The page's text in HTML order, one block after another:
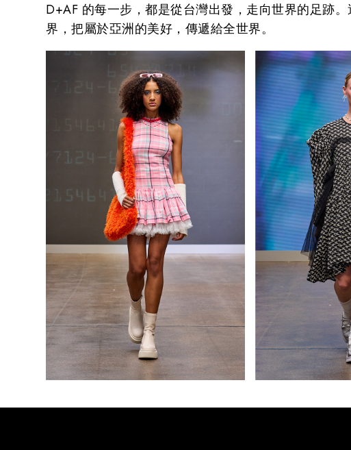
D+AF 的每一步，都是從台灣出發，走向世界的足跡
界，把屬於亞洲的美好，傳遞給全世界。